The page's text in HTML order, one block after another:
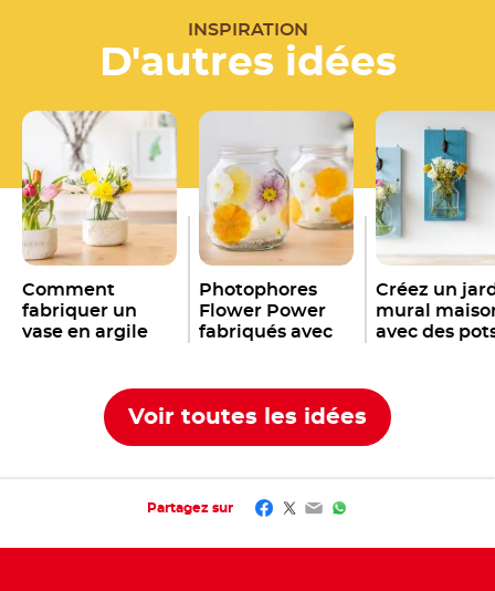
INSPIRATION
D'autres idées
Comment
fabriquer un
vase en argile
Photophores
Flower Power
fabriqués avec
Créez un
mural
avec des
Voir toutes les idées
Partagez sur Facebook
Twitter
EmailWhatsApp